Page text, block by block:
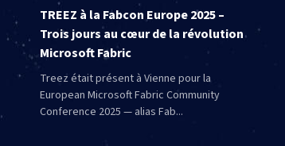
TREEZ à la Fabcon Europe 2025 –
Trois jours au cœur de la révolution
Microsoft Fabric
Treez était présent à Vienne pour la
European Microsoft Fabric Community
Conference 2025 — alias Fab...